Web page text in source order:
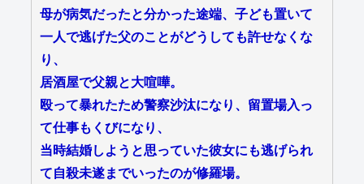
母が病気だったと分かった途端、子ども置いて
一人で逃げた父のことがどうしても許せなくな
り、
居酒屋で父親と大喧嘩。
殴って暴れたため警察沙汰になり、留置場入っ
て仕事もくびになり、
当時結婚しようと思っていた彼女にも逃げられ
て自殺未遂までいったのが修羅場。